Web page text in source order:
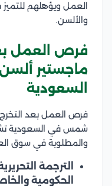
العمل ويؤهلهم
والألسن.
فرص العمل
ماجستير
السعودية
فرص العمل بعد
شمس في السعودية
والمطلوبة في سوق
الترجمة
الحكومية